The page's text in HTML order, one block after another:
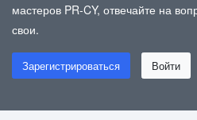
мастеров PR-CY, отвечайте на
свои.
Зарегистрироваться Войти